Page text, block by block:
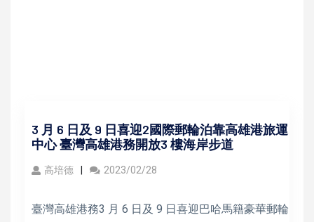
3 月 6 日及 9 日喜迎2國際郵輪泊靠高雄港旅運
中心 臺灣高雄港務開放3 樓海岸步道
高培德 2023/02/28
臺灣高雄港務3 月 6 日及 9 日喜迎巴哈馬籍豪華郵輪